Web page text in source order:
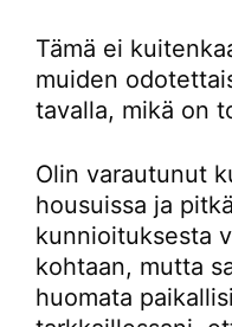
Tämä ei
muiden
tavalla, mikä on
Olin varautunut
housuissa ja
kunnioituksesta
kohtaan, mutta
huomata